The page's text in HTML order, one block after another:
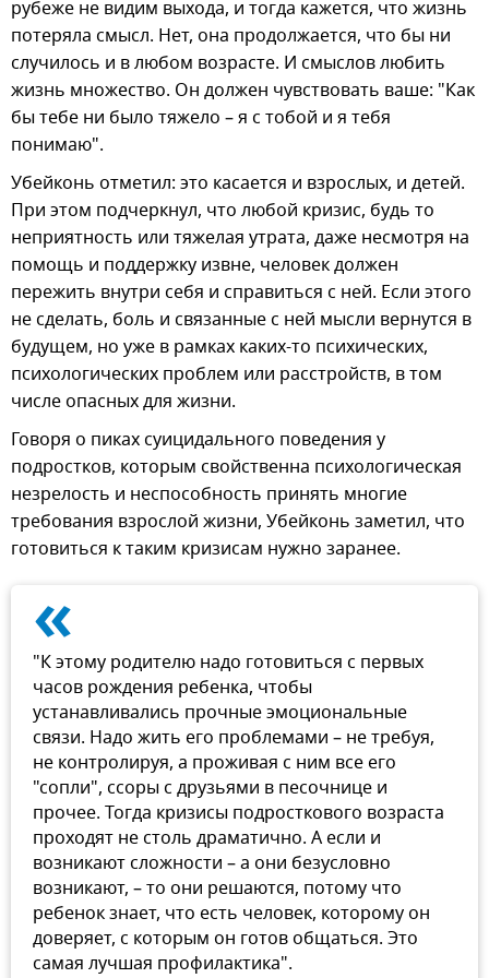
рубеже не видим выхода, и тогда кажется, что жизнь
потеряла смысл. Нет, она продолжается, что бы ни
случилось и в любом возрасте. И смыслов любить
жизнь множество. Он должен чувствовать ваше: "Как
бы тебе ни было тяжело – я с тобой и я тебя
понимаю".
Убейконь отметил: это касается и взрослых, и детей.
При этом подчеркнул, что любой кризис, будь то
неприятность или тяжелая утрата, даже несмотря на
помощь и поддержку извне, человек должен
пережить внутри себя и справиться с ней. Если этого
не сделать, боль и связанные с ней мысли вернутся в
будущем, но уже в рамках каких-то психических,
психологических проблем или расстройств, в том
числе опасных для жизни.
Говоря о пиках суицидального поведения у
подростков, которым свойственна психологическая
незрелость и неспособность принять многие
требования взрослой жизни, Убейконь заметил, что
готовиться к таким кризисам нужно заранее.
«
"К этому родителю надо готовиться с первых
часов рождения ребенка, чтобы
устанавливались прочные эмоциональные
связи. Надо жить его проблемами – не требуя,
не контролируя, а проживая с ним все его
"сопли", ссоры с друзьями в песочнице и
прочее. Тогда кризисы подросткового возраста
проходят не столь драматично. А если и
возникают сложности – а они безусловно
возникают, – то они решаются, потому что
ребенок знает, что есть человек, которому он
доверяет, с которым он готов общаться. Это
самая лучшая профилактика".